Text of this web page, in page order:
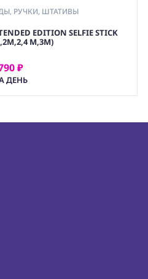
РУЧКИ, ШТАТИВЫ
EDITION SELFIE STICK
М,3М)
₽
ДЕНЬ